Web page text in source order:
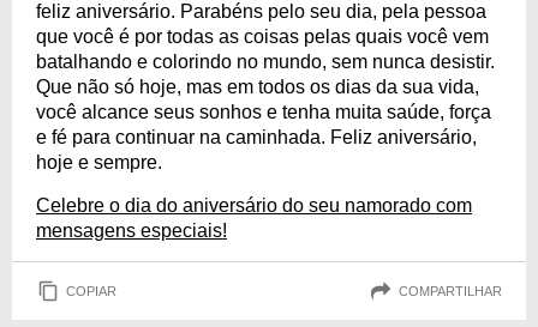
feliz aniversário. Parabéns pelo seu dia, pela pessoa
que você é por todas as coisas pelas quais você vem
batalhando e colorindo no mundo, sem nunca desistir.
Que não só hoje, mas em todos os dias da sua vida,
você alcance seus sonhos e tenha muita saúde, força
e fé para continuar na caminhada. Feliz aniversário,
hoje e sempre.
Celebre o dia do aniversário do seu namorado com
mensagens especiais!
COPIAR COMPARTILHAR